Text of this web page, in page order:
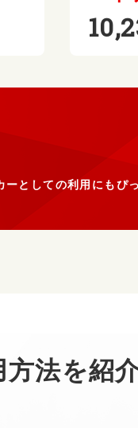
としての利用にもぴっ
方法を紹